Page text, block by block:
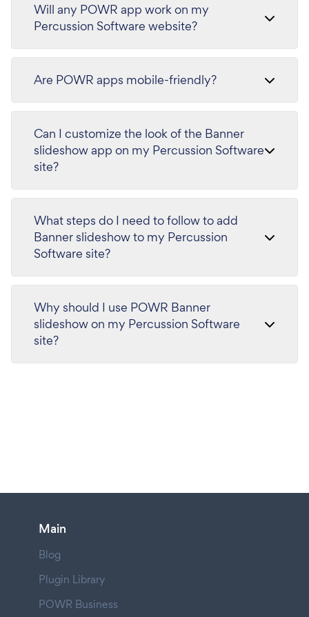
Will any POWR app work on my
Percussion Software website?
Are POWR apps mobile-friendly?
Can I customize the look of the Banner
slideshow app on my Percussion Software
site?
What steps do I need to follow to add
Banner slideshow to my Percussion
Software site?
Why should I use POWR Banner
slideshow on my Percussion Software
site?
Main
Blog
Plugin Library
POWR Business